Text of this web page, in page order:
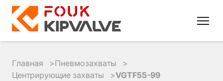
Главная
Пневмозахваты
Центрирующие захваты
VGTF55-99